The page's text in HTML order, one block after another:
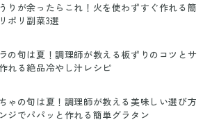
りが余ったらこれ！火を使わずすぐ作れる簡
ポリ副菜3選
の旬は夏！調理師が教える板ずりのコツとサ
れる絶品冷やし汁レシピ
ゃの旬は夏！調理師が教える美味しい選び方
ジでパパッと作れる簡単グラタン